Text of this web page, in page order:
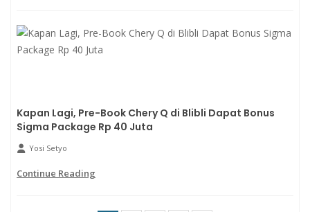
Kapan Lagi, Pre-Book Chery Q di Blibli Dapat Bonus
Sigma Package Rp 40 Juta
Yosi Setyo
Continue Reading